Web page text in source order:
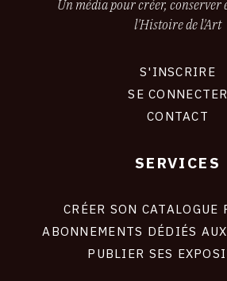
Un média pour créer,
l'Histoire de l'Art
S'INSCRIRE
SE CONNECTER
CONTACT
SERVICES
CRÉER SON CATALOGUE
ABONNEMENTS DÉDIÉS
PUBLIER SES